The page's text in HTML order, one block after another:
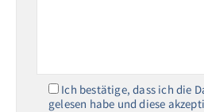
Ich bestätige, dass ich die
gelesen habe und diese